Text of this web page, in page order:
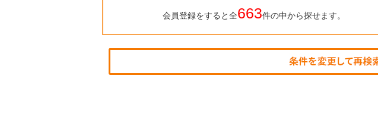
会員登録をすると全663件の中から探せます。